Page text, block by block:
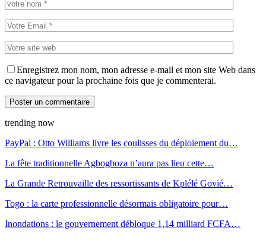
Enregistrez mon nom, mon adresse e-mail et mon site Web dans
ce navigateur pour la prochaine fois que je commenterai.
trending now
PayPal : Otto Williams livre les coulisses du déploiement du…
La fête traditionnelle Agbogboza n’aura pas lieu cette…
La Grande Retrouvaille des ressortissants de Kplélé Govié…
Togo : la carte professionnelle désormais obligatoire pour…
Inondations : le gouvernement débloque 1,14 milliard FCFA…